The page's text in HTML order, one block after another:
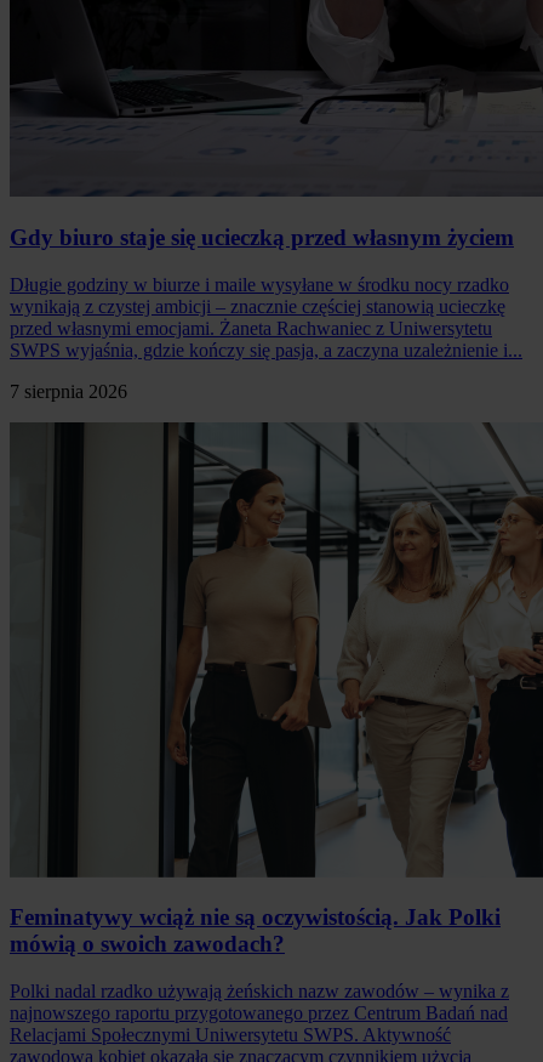
Gdy biuro staje się ucieczką przed własnym życiem
Długie godziny w biurze i maile wysyłane w środku nocy rzadko
wynikają z czystej ambicji – znacznie częściej stanowią ucieczkę
przed własnymi emocjami. Żaneta Rachwaniec z Uniwersytetu
SWPS wyjaśnia, gdzie kończy się pasja, a zaczyna uzależnienie i...
7 sierpnia 2026
Feminatywy wciąż nie są oczywistością. Jak Polki
mówią o swoich zawodach?
Polki nadal rzadko używają żeńskich nazw zawodów – wynika z
najnowszego raportu przygotowanego przez Centrum Badań nad
Relacjami Społecznymi Uniwersytetu SWPS. Aktywność
zawodowa kobiet okazała się znaczącym czynnikiem użycia